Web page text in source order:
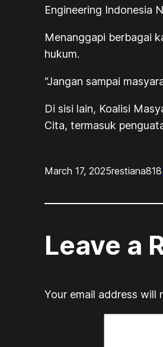
Engineering Indonesia
Menanggapi berbagai
hukum.
“Jangan sampai
Di sisi lain, Koalisi
Cita, termasuk
March 17, 2025restiana818
Leave a
Your email address will